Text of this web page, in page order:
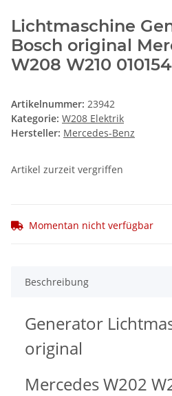
Lichtmaschine
Bosch original
W208 W210
Artikelnummer: 23942
Kategorie: W208 Elektrik
Hersteller: Mercedes-Benz
Artikel zurzeit vergriffen
Momentan nicht verfügbar
Beschreibung
Generator
original
Mercedes W202